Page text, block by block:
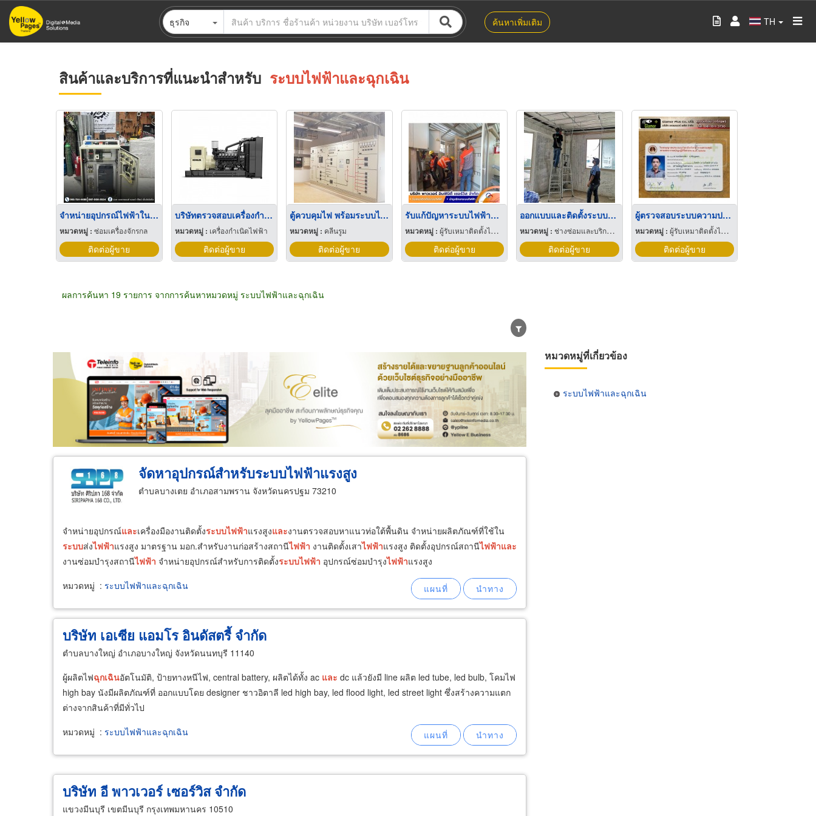
ข้าม
ไป
ธุรกิจ ค้นหาเพิ่มเติม TH
สินค้าและบริการที่แนะนำสำหรับ ระบบไฟฟ้าและฉุกเฉิน
จำหน่ายอุปกรณ์ไฟฟ้าในโรงงาน
หมวดหมู่ : ซ่อมเครื่องจักรกล
ติดต่อผู้ขาย
บริษัทตรวจสอบเครื่องกำเนิดไฟฟ้า
หมวดหมู่ : เครื่องกำเนิดไฟฟ้า
ติดต่อผู้ขาย
ตู้ควบคุมไฟ พร้อมระบบไฟฟ้าฉุกเฉินอัตโนมัติ ระบบคอมพิวเตอร์
หมวดหมู่ : คลีนรูม
ติดต่อผู้ขาย
รับแก้ปัญหาระบบไฟฟ้าขัดข้องฉุกเฉิน standby 24 ชั่วโมง
หมวดหมู่ : ผู้รับเหมาติดตั้งไฟฟ้า
ติดต่อผู้ขาย
ออกแบบและติดตั้งระบบไฟฟ้าอาคาร พระราม 2
หมวดหมู่ : ช่างซ่อมและบริการล้างแอร์
ติดต่อผู้ขาย
ผู้ตรวจสอบระบบความปลอดภัยไฟฟ้าโรงงานและเซ็นรับรองระบบไฟฟ้า (ก.ว.)
หมวดหมู่ : ผู้รับเหมาติดตั้งไฟฟ้า
ติดต่อผู้ขาย
ผลการค้นหา 19 รายการ จากการค้นหาหมวดหมู่ ระบบไฟฟ้าและฉุกเฉิน
ขายส่ง ขายปลีก ผู้ผลิต ตัวแทนจัดจำหน่าย ผู้ส่งออก/นำเข้า ธุรกิจบริการ
จัดหาอุปกรณ์สำหรับระบบไฟฟ้าแรงสูง
ตำบลบางเตย อำเภอสามพราน จังหวัดนครปฐม 73210
จำหน่ายอุปกรณ์และเครื่องมืองานติดตั้งระบบไฟฟ้าแรงสูงและงานตรวจสอบหาแนวท่อใต้พื้นดิน จำหน่ายผลิตภัณฑ์ที่ใช้ใน
ระบบส่งไฟฟ้าแรงสูง มาตรฐาน มอก.สำหรับงานก่อสร้างสถานีไฟฟ้า งานติดตั้งเสาไฟฟ้าแรงสูง ติดตั้งอุปกรณ์สถานีไฟฟ้าและ
งานซ่อมบำรุงสถานีไฟฟ้า จำหน่ายอุปกรณ์สำหรับการติดตั้งระบบไฟฟ้า อุปกรณ์ซ่อมบำรุงไฟฟ้าแรงสูง
หมวดหมู่ : ระบบไฟฟ้าและฉุกเฉิน
บริษัท เอเซีย แอมโร อินดัสตรี้ จำกัด
ตำบลบางใหญ่ อำเภอบางใหญ่ จังหวัดนนทบุรี 11140
ผู้ผลิตไฟฉุกเฉินอัตโนมัติ, ป้ายทางหนีไฟ, central battery, ผลิตได้ทั้ง ac และ dc แล้วยังมี line ผลิต led tube, led bulb, โคมไฟ
high bay นังมีผลิตภัณฑ์ที่ ออกแบบโดย designer ชาวอิตาลี led high bay, led flood light, led street light ซึ่งสร้างความแตก
ต่างจากสินค้าที่มีทั่วไป
หมวดหมู่ : ระบบไฟฟ้าและฉุกเฉิน
บริษัท อี พาวเวอร์ เซอร์วิส จำกัด
แขวงมีนบุรี เขตมีนบุรี กรุงเทพมหานคร 10510
หมวดหมู่ที่เกี่ยวข้อง
ระบบไฟฟ้าและฉุกเฉิน